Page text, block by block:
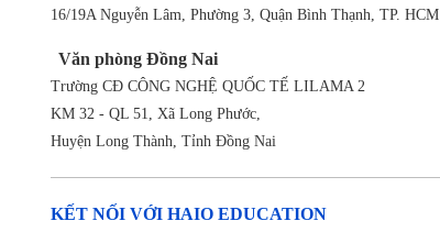
16/19A Nguyễn Lâm, Phường 3, Quận Bình Thạnh, TP. HCM
Văn phòng Đồng Nai
Trường CĐ CÔNG NGHỆ QUỐC TẾ LILAMA 2
KM 32 - QL 51, Xã Long Phước,
Huyện Long Thành, Tỉnh Đồng Nai
KẾT NỐI VỚI HAIO EDUCATION